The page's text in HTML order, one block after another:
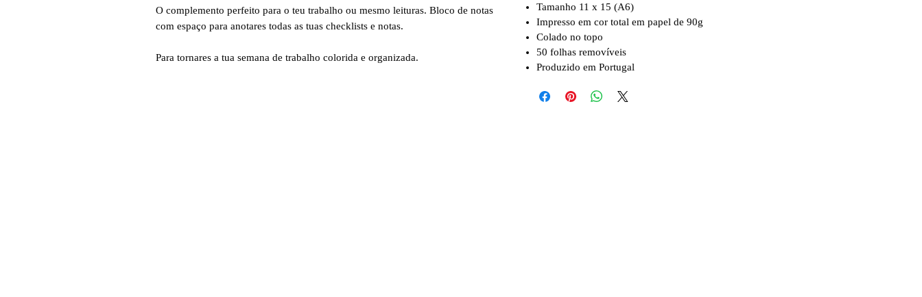
O complemento perfeito para o teu trabalho ou mesmo leituras. Bloco de notas
com espaço para anotares todas as tuas checklists e notas.
Para tornares a tua semana de trabalho colorida e organizada.
Tamanho 11 x 15 (A6)
Impresso em cor total em papel de 90g
Colado no topo
50 folhas removíveis
Produzido em Portugal